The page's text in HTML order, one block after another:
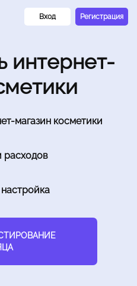
Вход Регистрация
интернет-
магазин косметики
расходов